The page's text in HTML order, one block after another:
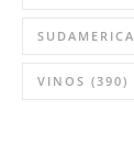
SUDAMERICA
VINOS (390)